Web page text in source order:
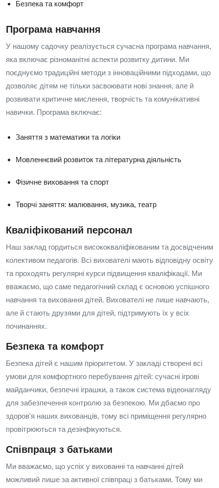
Безпека та комфорт
Програма навчання
У нашому садочку реалізується сучасна програма навчання,
яка включає різноманітні аспекти розвитку дитини. Ми
поєднуємо традиційні методи з інноваційними підходами, що
дозволяє дітям не тільки засвоювати нові знання, але й
розвивати критичне мислення, творчість та комунікативні
навички. Програма включає:
Заняття з математики та логіки
Мовленнєвий розвиток та літературна діяльність
Фізичне виховання та спорт
Творчі заняття: малювання, музика, театр
Кваліфікований персонал
Наш заклад гордиться висококваліфікованим та досвідченим
колективом педагогів. Всі вихователі мають відповідну освіту
та проходять регулярні курси підвищення кваліфікації. Ми
вважаємо, що саме педагогічний склад є основою успішного
навчання та виховання дітей. Вихователі не лише навчають,
але й стають друзями для дітей, підтримують їх у всіх
починаннях.
Безпека та комфорт
Безпека дітей є нашим пріоритетом. У закладі створені всі
умови для комфортного перебування дітей: сучасні ігрові
майданчики, безпечні іграшки, а також система відеонагляду
для забезпечення контролю за безпекою. Ми дбаємо про
здоров'я наших вихованців, тому всі приміщення регулярно
провітрюються та дезінфікуються.
Співпраця з батьками
Ми вважаємо, що успіх у вихованні та навчанні дітей
можливий лише за активної співпраці з батьками. Тому ми